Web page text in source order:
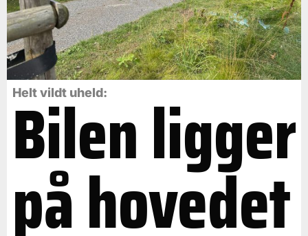
Helt vildt uheld:
Bilen ligger
på hovedet